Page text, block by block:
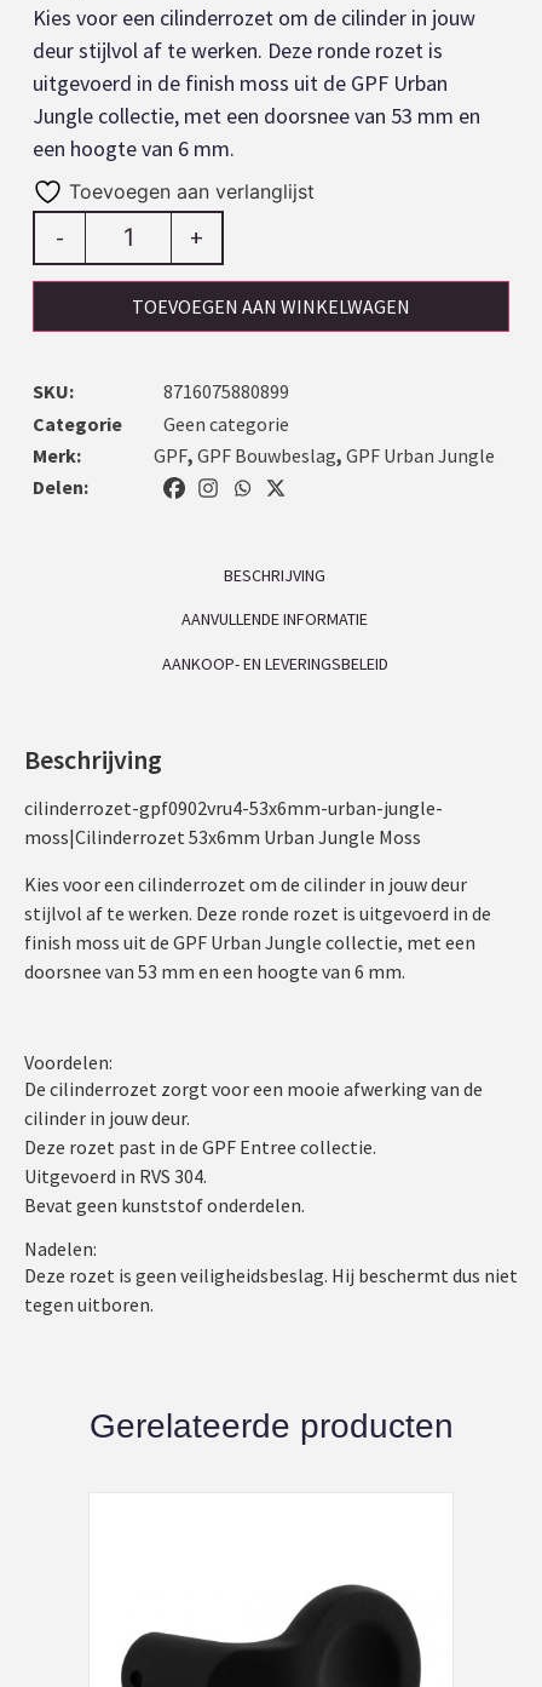
Kies voor een cilinderrozet om de cilinder in jouw
deur stijlvol af te werken. Deze ronde rozet is
uitgevoerd in de finish moss uit de GPF Urban
Jungle collectie, met een doorsnee van 53 mm en
een hoogte van 6 mm.
Toevoegen aan verlanglijst
- +
TOEVOEGEN AAN WINKELWAGEN
SKU:
8716075880899
Categorie
Geen categorie
Merk:
GPF, GPF Bouwbeslag, GPF Urban Jungle
Delen:
BESCHRIJVING
AANVULLENDE INFORMATIE
AANKOOP- EN LEVERINGSBELEID
Beschrijving
cilinderrozet-gpf0902vru4-53x6mm-urban-jungle-
moss|Cilinderrozet 53x6mm Urban Jungle Moss
Kies voor een cilinderrozet om de cilinder in jouw deur
stijlvol af te werken. Deze ronde rozet is uitgevoerd in de
finish moss uit de GPF Urban Jungle collectie, met een
doorsnee van 53 mm en een hoogte van 6 mm.
Voordelen:
De cilinderrozet zorgt voor een mooie afwerking van de
cilinder in jouw deur.
Deze rozet past in de GPF Entree collectie.
Uitgevoerd in RVS 304.
Bevat geen kunststof onderdelen.
Nadelen:
Deze rozet is geen veiligheidsbeslag. Hij beschermt dus niet
tegen uitboren.
Gerelateerde producten